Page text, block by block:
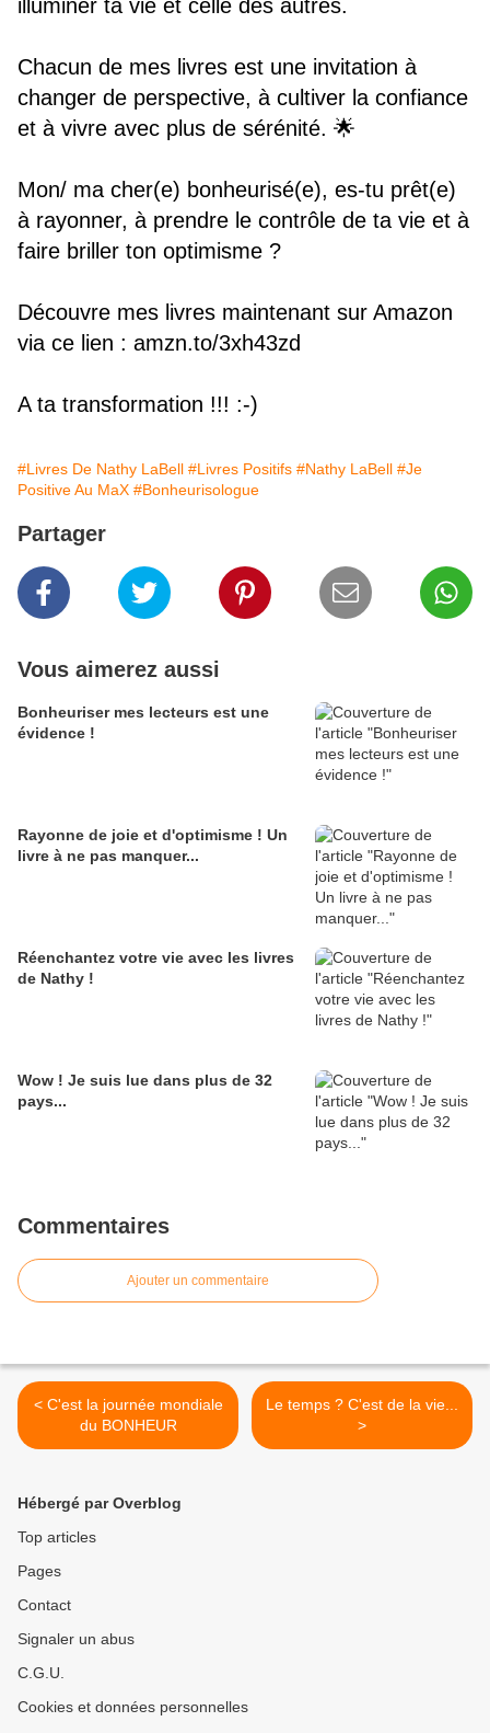
illuminer ta vie et celle des autres.
Chacun de mes livres est une invitation à
changer de perspective, à cultiver la confiance
et à vivre avec plus de sérénité. 🌟
Mon/ ma cher(e) bonheurisé(e), es-tu prêt(e)
à rayonner, à prendre le contrôle de ta vie et à
faire briller ton optimisme ?
Découvre mes livres maintenant sur Amazon
via ce lien : amzn.to/3xh43zd
A ta transformation !!! :-)
#Livres De Nathy LaBell #Livres Positifs #Nathy LaBell #Je
Positive Au MaX #Bonheurisologue
Partager
Vous aimerez aussi
Bonheuriser mes lecteurs est une
évidence !
Rayonne de joie et d'optimisme ! Un
livre à ne pas manquer...
Réenchantez votre vie avec les livres
de Nathy !
Wow ! Je suis lue dans plus de 32
pays...
Commentaires
Ajouter un commentaire
< C'est la journée mondiale
du BONHEUR
Le temps ? C'est de la vie...
>
Hébergé par Overblog
Top articles
Pages
Contact
Signaler un abus
C.G.U.
Cookies et données personnelles